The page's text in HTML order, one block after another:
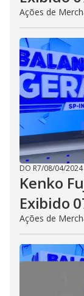
Ações de
DO R7/08/04/2024
Kenko
Exibido
Ações de